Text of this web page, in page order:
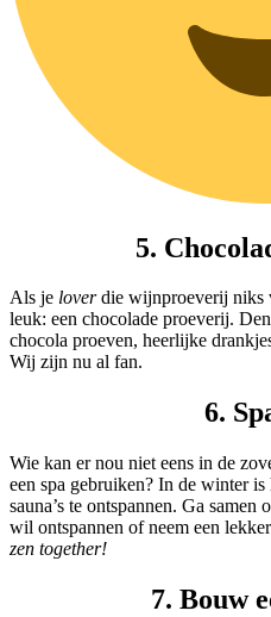
5.
Als je loverdie wijnproeverij niks
leuk: een chocolade proeverij.
chocola proeven, heerlijke
Wij zijn nu al fan.
6.
Wie kan er nou niet eens in de
een spa gebruiken? In de winter
sauna’s te ontspannen. Ga samen
wil ontspannen of neem een
zen together!
7. Bouw